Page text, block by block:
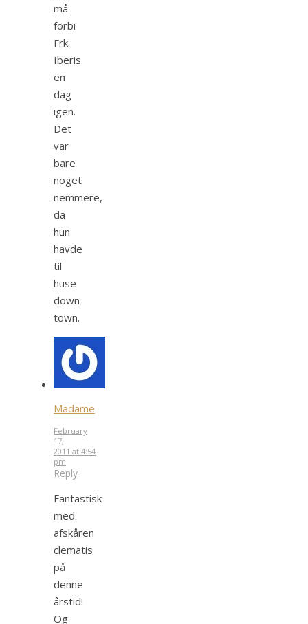
må
forbi
Frk.
Iberis
en
dag
igen.
Det
var
bare
noget
nemmere,
da
hun
havde
til
huse
down
town.
Madame
February
17,
2011 at 4:54
pm
Reply
Fantastisk
med
afskåren
clematis
på
denne
årstid!
Og